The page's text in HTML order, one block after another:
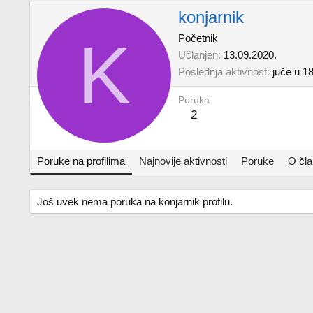
K
konjarnik
Početnik
Učlanjen 13.09.2020.
Poslednja aktivnost juče u
Poruka
2
Poruke na profilima Najnovije aktivnosti Poruke O
Još uvek nema poruka na konjarnik profilu.